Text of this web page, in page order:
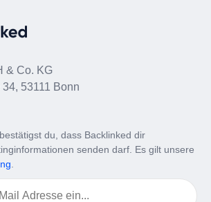
& Co. KG
53111 Bonn
du, dass Backlinked dir
senden darf. Es gilt unsere